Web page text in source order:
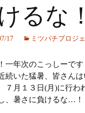
チプロジェクト
ア局
活動
るな
17 ミツバチプロジ
一年次のこっしーです
続いた猛暑、皆さん
７月１３日(月)に行わ
、暑さに負けるな…！